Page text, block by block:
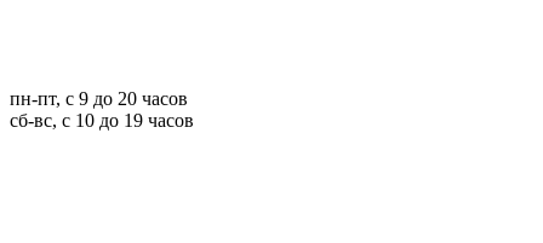
пн-пт, с 9 до 20 часов
сб-вс, с 10 до 19 часов